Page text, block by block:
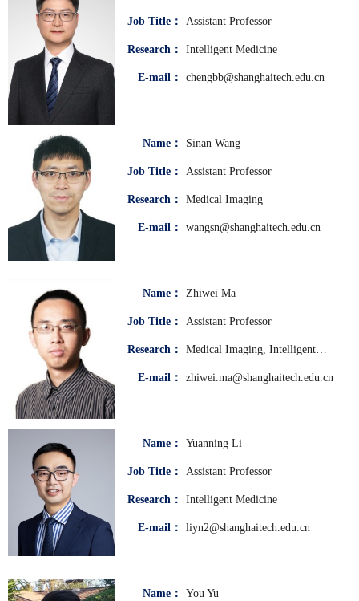
Job Title： Assistant Professor
Research： Intelligent Medicine
E-mail： chengbb@shanghaitech.edu.cn
Name： Sinan Wang
Job Title： Assistant Professor
Research： Medical Imaging
E-mail： wangsn@shanghaitech.edu.cn
Name： Zhiwei Ma
Job Title： Assistant Professor
Research： Medical Imaging, Intelligent
Medicine
E-mail： zhiwei.ma@shanghaitech.edu.cn
Name： Yuanning Li
Job Title： Assistant Professor
Research： Intelligent Medicine
E-mail： liyn2@shanghaitech.edu.cn
Name： You Yu